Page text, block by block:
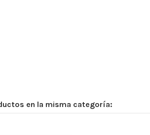
en la misma categoría: